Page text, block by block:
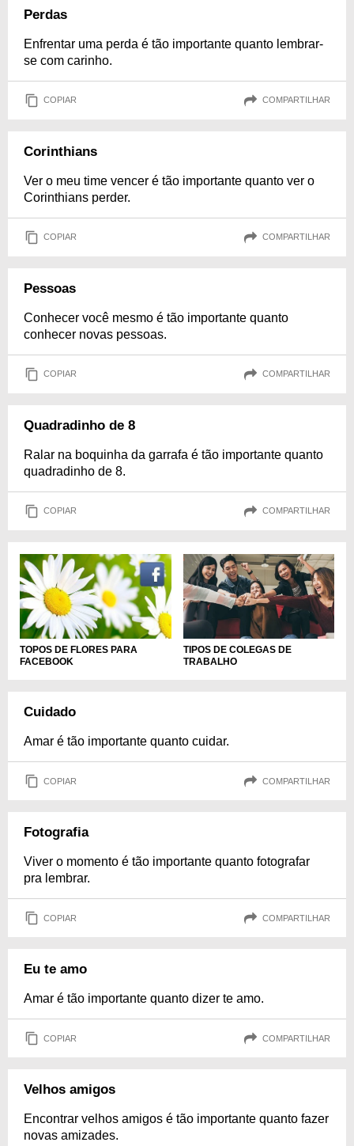
Perdas
Enfrentar uma perda é tão importante quanto lembrar-
se com carinho.
COPIAR COMPARTILHAR
Corinthians
Ver o meu time vencer é tão importante quanto ver o
Corinthians perder.
COPIAR COMPARTILHAR
Pessoas
Conhecer você mesmo é tão importante quanto
conhecer novas pessoas.
COPIAR COMPARTILHAR
Quadradinho de 8
Ralar na boquinha da garrafa é tão importante quanto
quadradinho de 8.
COPIAR COMPARTILHAR
TOPOS DE FLORES PARA
FACEBOOK
TIPOS DE COLEGAS DE
TRABALHO
Cuidado
Amar é tão importante quanto cuidar.
COPIAR COMPARTILHAR
Fotografia
Viver o momento é tão importante quanto fotografar
pra lembrar.
COPIAR COMPARTILHAR
Eu te amo
Amar é tão importante quanto dizer te amo.
COPIAR COMPARTILHAR
Velhos amigos
Encontrar velhos amigos é tão importante quanto fazer
novas amizades.